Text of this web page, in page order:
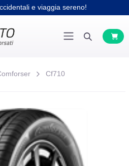
e viaggia sereno!
Cf710